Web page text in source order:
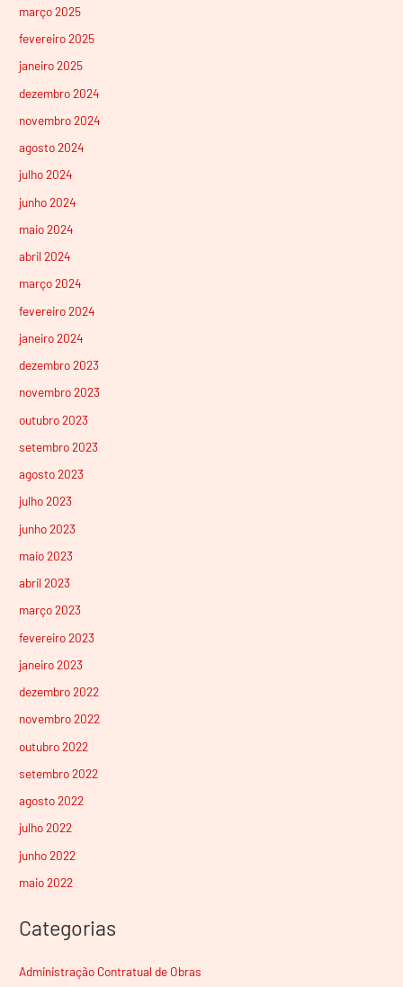
março 2025
fevereiro 2025
janeiro 2025
dezembro 2024
novembro 2024
agosto 2024
julho 2024
junho 2024
maio 2024
abril 2024
março 2024
fevereiro 2024
janeiro 2024
dezembro 2023
novembro 2023
outubro 2023
setembro 2023
agosto 2023
julho 2023
junho 2023
maio 2023
abril 2023
março 2023
fevereiro 2023
janeiro 2023
dezembro 2022
novembro 2022
outubro 2022
setembro 2022
agosto 2022
julho 2022
junho 2022
maio 2022
Categorias
Administração Contratual de Obras